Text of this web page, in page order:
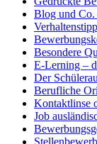
Blog und Co.
Besondere
E-Lerning –
Der
Berufliche
Kontaktlinse
Job